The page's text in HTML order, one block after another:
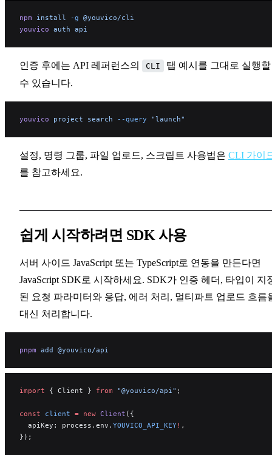
npm install -g @youvico/cli
youvico auth api
인증 후에는 API 레퍼런스의 CLI
탭 예시를 그대로 실행할
수 있습니다.
youvico project search --query "launch"
설정, 명령 그룹, 파일 업로드, 스크립트 사용법은 CLI 가이
를 참고하세요.
쉽게 시작하려면 SDK 사용
서버 사이드 JavaScript 또는 TypeScript로 연동을 만든다면
JavaScript SDK로 시작하세요. SDK가 인증 헤더, 타입이 지
된 요청 파라미터와 응답, 에러 처리, 멀티파트 업로드 흐름
대신 처리합니다.
pnpm add @youvico/api
import { Client } from "@youvico/api" ;
const client = new Client ({
  apiKey: process.env.
YOUVICO_API_KEY! ,
});